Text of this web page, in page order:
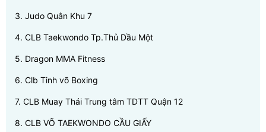
3. Judo Quân Khu 7
4. CLB Taekwondo Tp.Thủ Dầu Một
5. Dragon MMA Fitness
6. Clb Tinh võ Boxing
7. CLB Muay Thái Trung tâm TDTT Quận 12
8. CLB VÕ TAEKWONDO CẦU GIẤY